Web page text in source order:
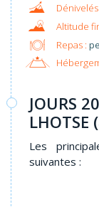
Repas :
JOURS
LHOTSE
Les
suivantes :